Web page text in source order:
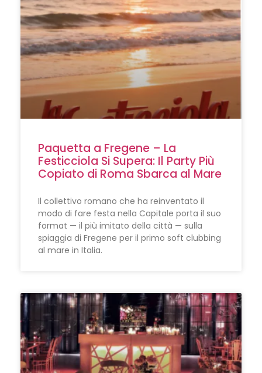
Paquetta a Fregene – La
Festicciola Si Supera: Il Party Più
Copiato di Roma Sbarca al Mare
Il collettivo romano che ha reinventato il
modo di fare festa nella Capitale porta il suo
format — il più imitato della città — sulla
spiaggia di Fregene per il primo soft clubbing
al mare in Italia.